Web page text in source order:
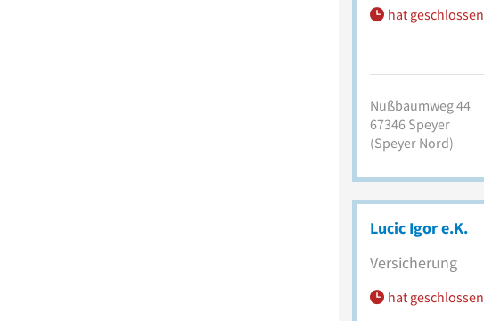
hat geschlossen
Nußbaumweg 44
67346 Speyer
(Speyer Nord)
Lucic Igor e.K.
Versicherung
hat geschlossen